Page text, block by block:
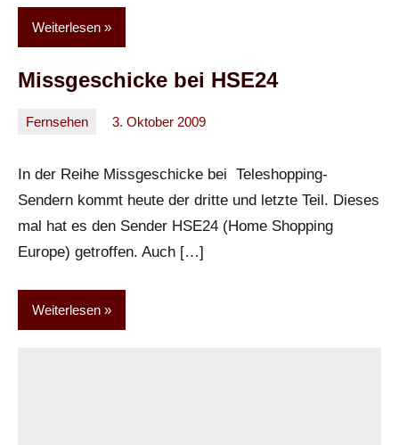
Weiterlesen
Missgeschicke bei HSE24
Fernsehen 3. Oktober 2009
In der Reihe Missgeschicke bei Teleshopping-
Sendern kommt heute der dritte und letzte Teil. Dieses
mal hat es den Sender HSE24 (Home Shopping
Europe) getroffen. Auch […]
Weiterlesen